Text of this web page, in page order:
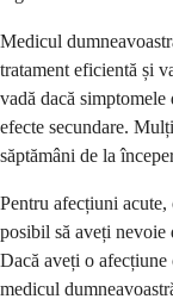
Medicul
tratament eficientă și
vadă dacă simptomele
efecte secundare.
săptămâni de la
Pentru afecțiuni
posibil să aveți nevoie
Dacă aveți o
medicul